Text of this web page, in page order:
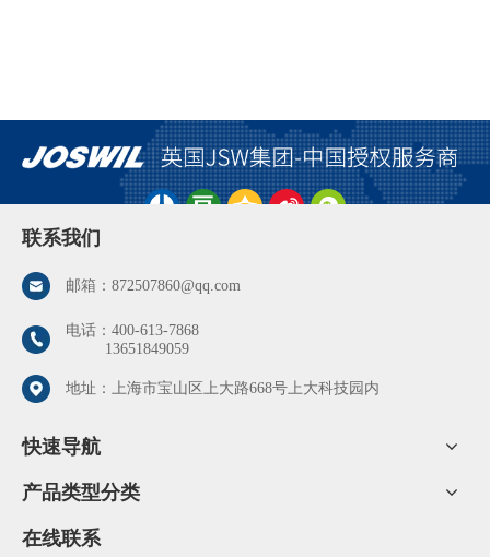
联系我们
邮箱： 872507860@qq.com
电话： 400-613-7868
13651849059
地址：上海市宝山区上大路668号上大科技园内
快速导航
产品类型分类
在线联系